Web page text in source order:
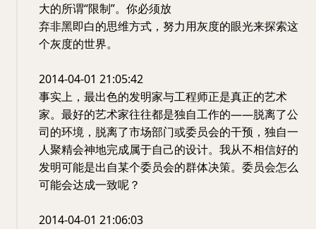
大的所谓“限制”。你必须放
弃非黑即白的思维方式，努力用灰度的眼光来探索这
个灰度的世界。
2014-04-01 21:05:42
事实上，最出色的发明家与工程师正是真正的艺术
家。最好的艺术家往往都是独自工作的——脱离了公
司的环境，脱离了市场部门或委员会的干预，独自一
人聚精会神地完成属于自己的设计。我从不相信好的
发明可能是出自某个委员会的群体决策。委员会怎么
可能会达成一致呢？
2014-04-01 21:06:03